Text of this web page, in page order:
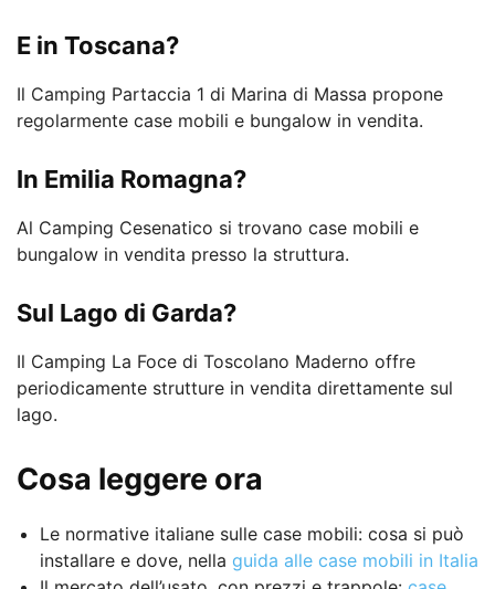
E in Toscana?
Il Camping Partaccia 1 di Marina di Massa propone
regolarmente case mobili e bungalow in vendita.
In Emilia Romagna?
Al Camping Cesenatico si trovano case mobili e
bungalow in vendita presso la struttura.
Sul Lago di Garda?
Il Camping La Foce di Toscolano Maderno offre
periodicamente strutture in vendita direttamente sul
lago.
Cosa leggere ora
Le normative italiane sulle case mobili: cosa si può
installare e dove, nella guida alle case mobili in Italia